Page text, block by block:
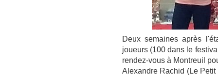
Deux semaines après
joueurs (100 dans le
rendez-vous à Montreuil
Alexandre Rachid (Le